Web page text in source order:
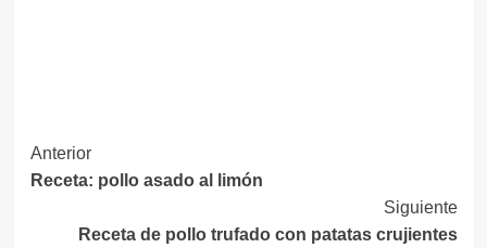
Navegación
de
entradas
Anterior
Receta: pollo asado al limón
Siguiente
Receta de pollo trufado con patatas crujientes